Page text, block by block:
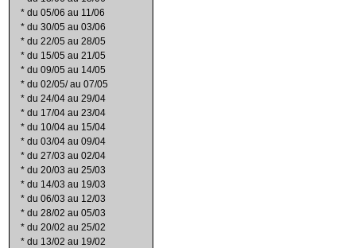
* du 05/06 au 11/06
* du 30/05 au 03/06
* du 22/05 au 28/05
* du 15/05 au 21/05
* du 09/05 au 14/05
* du 02/05/ au 07/05
* du 24/04 au 29/04
* du 17/04 au 23/04
* du 10/04 au 15/04
* du 03/04 au 09/04
* du 27/03 au 02/04
* du 20/03 au 25/03
* du 14/03 au 19/03
* du 06/03 au 12/03
* du 28/02 au 05/03
* du 20/02 au 25/02
* du 13/02 au 19/02